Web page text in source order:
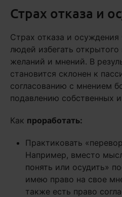
Страх отказа и
Страх отказа и осуждения
людей избегать
желаний и мнений. В
становится склонен к
согласованию с мнением
подавлению собственных
Как проработать:
Практиковать
Например, вместо
понять или осудить»
имею право на свое
также есть право